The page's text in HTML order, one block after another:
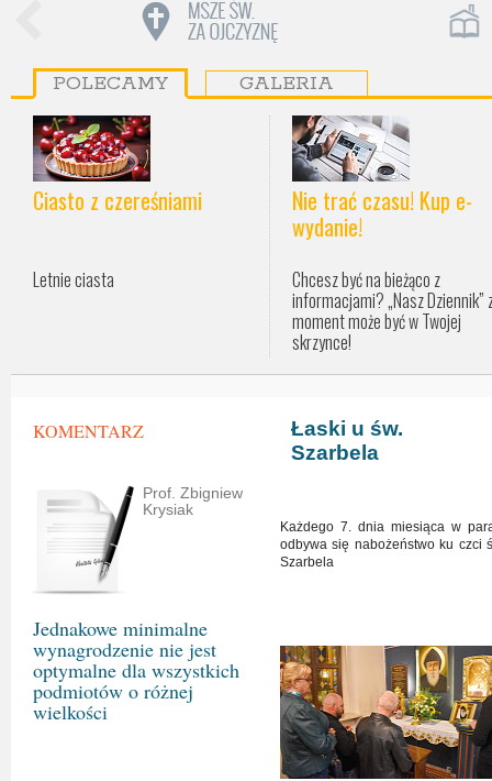
POLECAMY GALERIA
Ciasto z czereśniami
Letnie ciasta
Nie trać czasu! Kup e-
wydanie!
Chcesz być na bieżąco z
informacjami? „Nasz Dziennik”
moment może być w Twojej
skrzynce!
KOMENTARZ
Prof. Zbigniew
Krysiak
Jednakowe minimalne
wynagrodzenie nie jest
optymalne dla wszystkich
podmiotów o różnej
wielkości
Łaski u św.
Szarbela
Każdego 7. dnia miesiąca w
odbywa się nabożeństwo ku czci
Szarbela